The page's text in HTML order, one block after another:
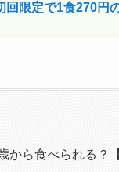
回限定で1食270円
から食べられる？